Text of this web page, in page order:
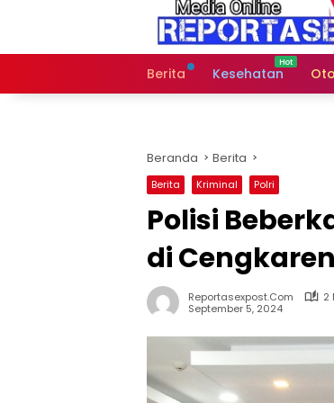
Berita
Kesehatan
Beranda Berita
Berita Kriminal Polri
Polisi
di
Reportasexpost.com
2
September 5, 2024